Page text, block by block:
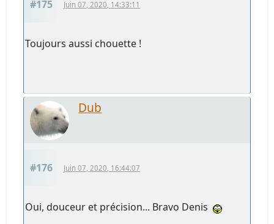
#175 Juin 07, 2020, 14:33:11
Toujours aussi chouette !
Dub
#176 Juin 07, 2020, 16:44:07
Oui, douceur et précision... Bravo Denis